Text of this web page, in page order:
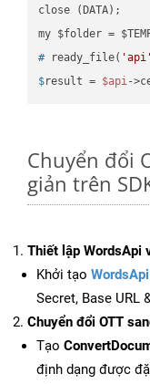
close (DATA);
# ready_file(
$result = $api-
Chuyển đổi
giản trên
Thiết lập WordsApi
Khởi tạo WordsApi
Secret, Base URL
Chuyển đổi OTT
Tạo
định dạng được